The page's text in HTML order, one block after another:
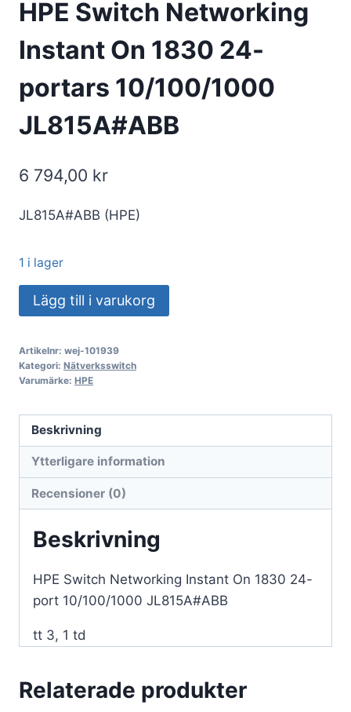
HPE Switch Networking
Instant On 1830 24-
portars 10/100/1000
JL815A#ABB
6 794,00 kr
JL815A#ABB (HPE)
1 i lager
HPE
Switch
Instant
On
24-
portars
10/100/1000
JL815A#ABB
mängd
Lägg till i varukorg
Artikelnr: wej-101939
Kategori: Nätverksswitch
Varumärke: HPE
Beskrivning
Ytterligare information
Recensioner (0)
Beskrivning
HPE Switch Networking Instant On 1830 24-
port 10/100/1000 JL815A#ABB
tt 3, 1 td
Relaterade produkter